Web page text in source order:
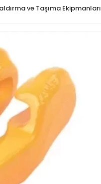
ve Taşıma Ekipmanları